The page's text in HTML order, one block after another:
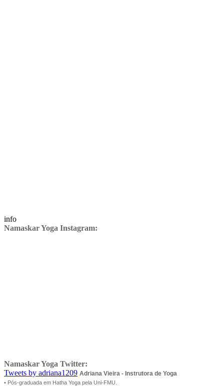
info
Namaskar Yoga Instagram:
Namaskar Yoga Twitter:
Tweets by adriana1209 Adriana Vieira - Instrutora de Yoga
• Pós-graduada em Hatha Yoga pela Uni-FMU.